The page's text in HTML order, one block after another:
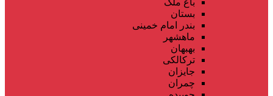
بستان
بندر امام خمینی
ماهشهر
بهبهان
ترکالکی
جایزان
چمران